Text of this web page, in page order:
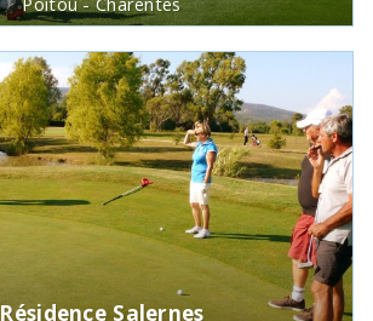
Résidence Salernes